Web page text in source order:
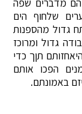
שלחוף הים
גדול מהספנות
גדול ומרוכז
תןך כדי
במאה ה16. העות'מנים הפכו אותם
באמונתם.